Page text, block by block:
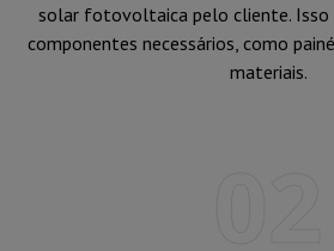
solar fotovoltaica pelo cliente. Isso
componentes necessários, como
materiais.